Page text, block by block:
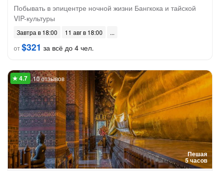
Побывать в эпицентре ночной жизни Бангкока и тайской
VIP-культуры
Завтра в 18:00
11 авг в 18:00
от$321 за всё до 4 чел.
Пешая
5 часов
10 отзывов